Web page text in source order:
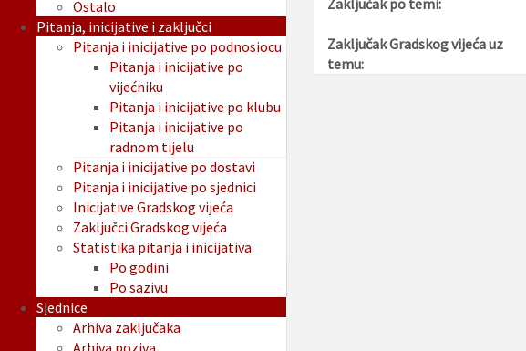
Zaključak po temi:
Zaključak Gradskog vijeća uz
temu:
Ostalo
Pitanja, inicijative i zaključci
Pitanja i inicijative po podnosiocu
Pitanja i inicijative po
vijećniku
Pitanja i inicijative po klubu
Pitanja i inicijative po
radnom tijelu
Pitanja i inicijative po dostavi
Pitanja i inicijative po sjednici
Inicijative Gradskog vijeća
Zaključci Gradskog vijeća
Statistika pitanja i inicijativa
Po godini
Po sazivu
Sjednice
Arhiva zaključaka